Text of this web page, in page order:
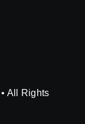
All Rights